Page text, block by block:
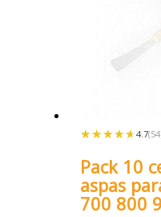
★★★★★
★★★★★ 4.7
Pack 10
aspas
700 800